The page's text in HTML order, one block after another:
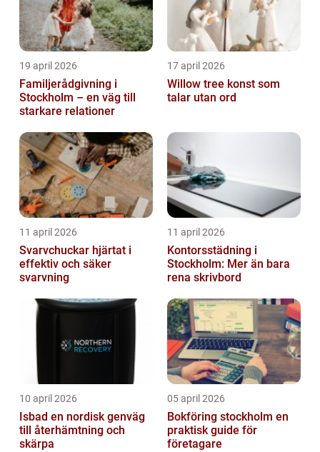
19 april 2026
Familjerådgivning i
Stockholm – en väg till
starkare relationer
17 april 2026
Willow tree konst som
talar utan ord
11 april 2026
Svarvchuckar hjärtat i
effektiv och säker
svarvning
11 april 2026
Kontorsstädning i
Stockholm: Mer än bara
rena skrivbord
10 april 2026
Isbad en nordisk genväg
till återhämtning och
skärpa
05 april 2026
Bokföring stockholm en
praktisk guide för
företagare